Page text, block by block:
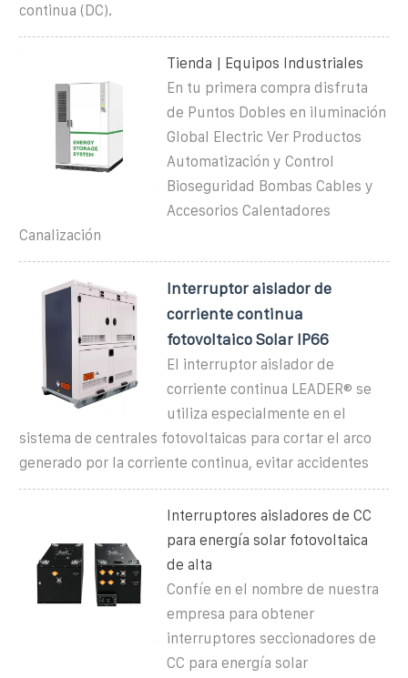
continua (DC). ️
Tienda | Equipos Industriales
En tu primera compra disfruta
de Puntos Dobles en iluminación
Global Electric Ver Productos
Automatización y Control
Bioseguridad Bombas Cables y
Accesorios Calentadores
Canalización
Interruptor aislador de
corriente continua
fotovoltaico Solar IP66
El interruptor aislador de
corriente continua LEADER® se
utiliza especialmente en el
sistema de centrales fotovoltaicas para cortar el arco
generado por la corriente continua, evitar accidentes
Interruptores aisladores de CC
para energía solar fotovoltaica
de alta
Confíe en el nombre de nuestra
empresa para obtener
interruptores seccionadores de
CC para energía solar